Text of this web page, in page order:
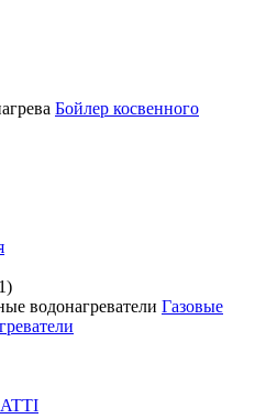
Бойлер косвенного
Газовые